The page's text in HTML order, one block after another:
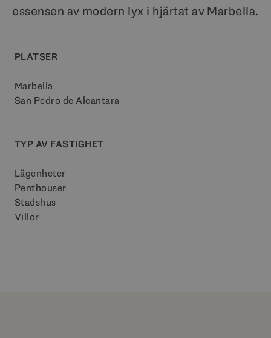
essensen av modern lyx i hjärtat av Marbella.
PLATSER
Marbella
San Pedro de Alcantara
TYP AV FASTIGHET
Lägenheter
Penthouser
Stadshus
Villor